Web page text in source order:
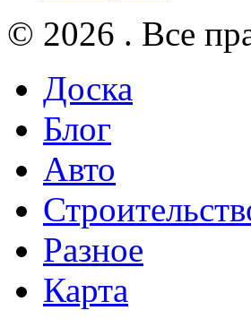
© 2026 . Все
Доска
Блог
Авто
Разное
Карта